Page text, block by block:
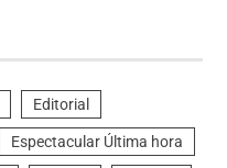
Editorial
Espectacular Última hora